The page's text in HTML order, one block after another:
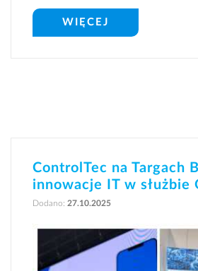
WIĘCEJ
ControlTec na Targach
innowacje IT w służbie
Dodano: 27.10.2025